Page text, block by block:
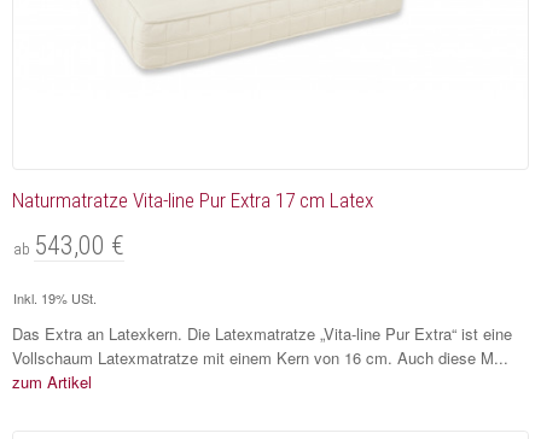
Naturmatratze Vita-line Pur Extra 17 cm Latex
ab 543,00 €
Inkl. 19% USt.
Das Extra an Latexkern. Die Latexmatratze „Vita-line Pur Extra“ ist eine
Vollschaum Latexmatratze mit einem Kern von 16 cm. Auch diese M...
zum Artikel